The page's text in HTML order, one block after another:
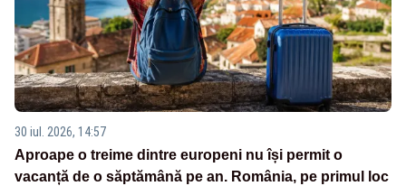
30 iul. 2026, 14:57
Aproape o treime dintre europeni nu își permit o
vacanță de o săptămână pe an. România, pe primul loc